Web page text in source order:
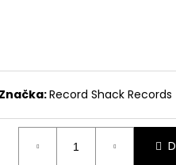
Značka:Record Shack Records